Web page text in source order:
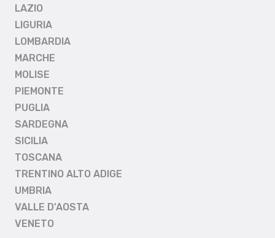
LAZIO
LIGURIA
LOMBARDIA
MARCHE
MOLISE
PIEMONTE
PUGLIA
SARDEGNA
SICILIA
TOSCANA
TRENTINO ALTO ADIGE
UMBRIA
VALLE D'AOSTA
VENETO